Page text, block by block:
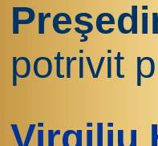
potrivit
Virgiliu